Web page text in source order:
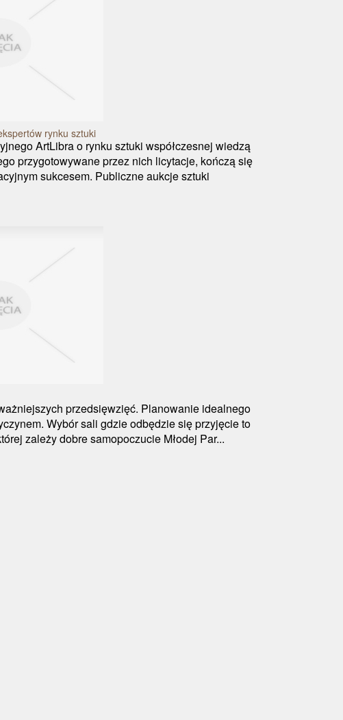
rynku sztuki
ArtLibra o rynku sztuki współczesnej wiedzą
przygotowywane przez nich licytacje, kończą się
sukcesem. Publiczne aukcje sztuki
przedsięwzięć. Planowanie idealnego
Wybór sali gdzie odbędzie się przyjęcie to
zależy dobre samopoczucie Młodej Par...